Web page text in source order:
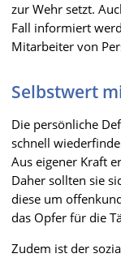
zur Wehr setzt.
Fall informiert
Mitarbeiter von
Selbstwert
Die persönliche
schnell
Aus eigener Kraft
Daher sollten sie
diese um
das Opfer für die
Zudem ist der